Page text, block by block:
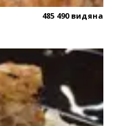
485 490 видяна